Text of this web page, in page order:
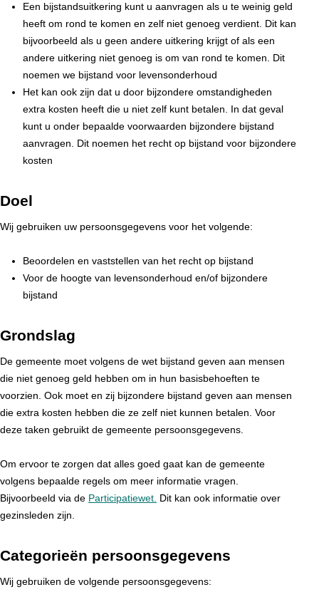
Een bijstandsuitkering kunt u aanvragen als u te weinig geld
heeft om rond te komen en zelf niet genoeg verdient. Dit kan
bijvoorbeeld als u geen andere uitkering krijgt of als een
andere uitkering niet genoeg is om van rond te komen. Dit
noemen we bijstand voor levensonderhoud
Het kan ook zijn dat u door bijzondere omstandigheden
extra kosten heeft die u niet zelf kunt betalen. In dat geval
kunt u onder bepaalde voorwaarden bijzondere bijstand
aanvragen. Dit noemen het recht op bijstand voor bijzondere
kosten
Doel
Wij gebruiken uw persoonsgegevens voor het volgende:
Beoordelen en vaststellen van het recht op bijstand
Voor de hoogte van levensonderhoud en/of bijzondere
bijstand
Grondslag
De gemeente moet volgens de wet bijstand geven aan mensen
die niet genoeg geld hebben om in hun basisbehoeften te
voorzien. Ook moet en zij bijzondere bijstand geven aan mensen
die extra kosten hebben die ze zelf niet kunnen betalen. Voor
deze taken gebruikt de gemeente persoonsgegevens.
Om ervoor te zorgen dat alles goed gaat kan de gemeente
volgens bepaalde regels om meer informatie vragen.
Bijvoorbeeld via de Participatiewet. Dit kan ook informatie over
gezinsleden zijn.
Categorieën persoonsgegevens
Wij gebruiken de volgende persoonsgegevens: